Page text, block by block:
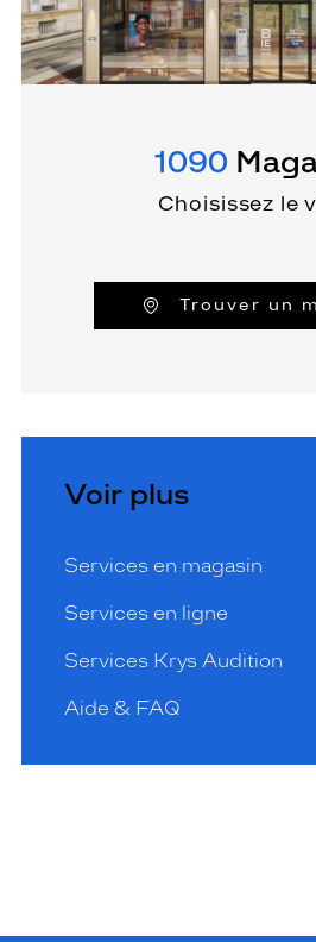
1090
Choisissez le
Trouver un
Voir plus
Services en magasin
Services en ligne
Services Krys Audition
Aide & FAQ